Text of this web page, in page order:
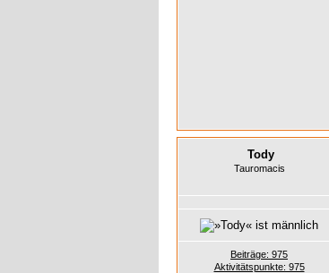
Tody
Tauromacis
Beiträge: 975
Aktivitätspunkte: 975